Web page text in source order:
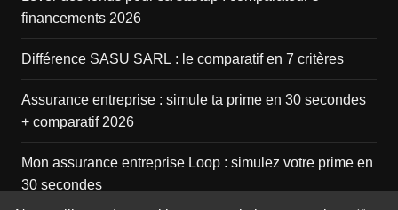
financements 2026
Différence SASU SARL : le comparatif en 7 critères
Assurance entreprise : simule ta prime en 30 secondes
+ comparatif 2026
Mon assurance entreprise Loop : simulez votre prime en
30 secondes